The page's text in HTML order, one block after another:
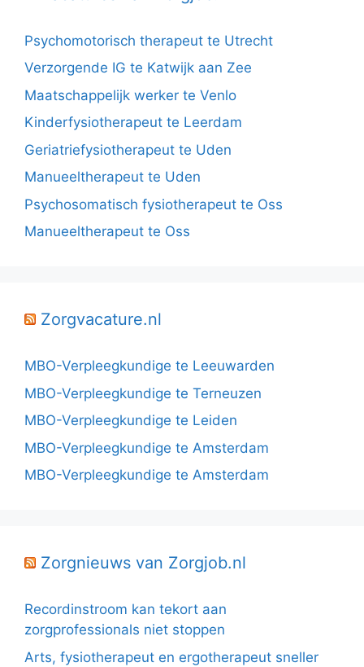
Psychomotorisch therapeut te Utrecht
Verzorgende IG te Katwijk aan Zee
Maatschappelijk werker te Venlo
Kinderfysiotherapeut te Leerdam
Geriatriefysiotherapeut te Uden
Manueeltherapeut te Uden
Psychosomatisch fysiotherapeut te Oss
Manueeltherapeut te Oss
Zorgvacature.nl
MBO-Verpleegkundige te Leeuwarden
MBO-Verpleegkundige te Terneuzen
MBO-Verpleegkundige te Leiden
MBO-Verpleegkundige te Amsterdam
MBO-Verpleegkundige te Amsterdam
Zorgnieuws van Zorgjob.nl
Recordinstroom kan tekort aan
zorgprofessionals niet stoppen
Arts, fysiotherapeut en ergotherapeut sneller